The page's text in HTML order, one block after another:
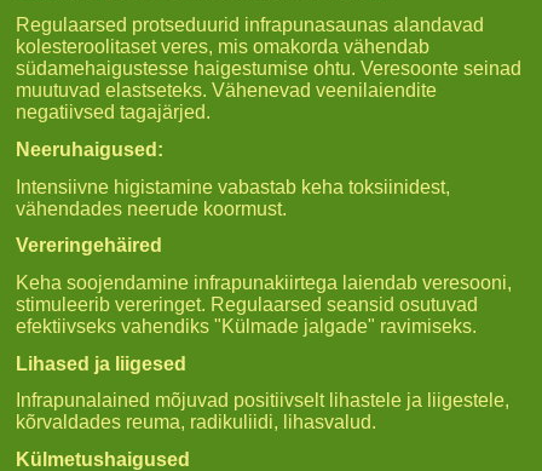
Regulaarsed protseduurid infrapunasaunas alandavad
kolesteroolitaset veres, mis omakorda vähendab
südamehaigustesse haigestumise ohtu. Veresoonte seinad
muutuvad elastseteks. Vähenevad veenilaiendite
negatiivsed tagajärjed.
Neeruhaigused:
Intensiivne higistamine vabastab keha toksiinidest,
vähendades neerude koormust.
Vereringehäired
Keha soojendamine infrapunakiirtega laiendab veresooni,
stimuleerib vereringet. Regulaarsed seansid osutuvad
efektiivseks vahendiks "Külmade jalgade" ravimiseks.
Lihased ja liigesed
Infrapunalained mõjuvad positiivselt lihastele ja liigestele,
kõrvaldades reuma, radikuliidi, lihasvalud.
Külmetushaigused